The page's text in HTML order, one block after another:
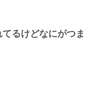
るけどなにがつま